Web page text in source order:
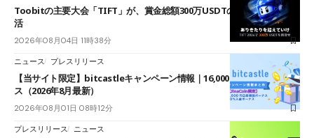
Toobitの主要大会「TIFT」が、賞金総額300万USDTのレースとして復
活
2026年08月04日 11時38分
ニュース プレスリリース
【当サイト限定】bitcastleキャンペーン情報｜16,000円口座開設ボーナ
ス（2026年8月最新）
2026年08月01日 08時12分
プレスリリース ニュース